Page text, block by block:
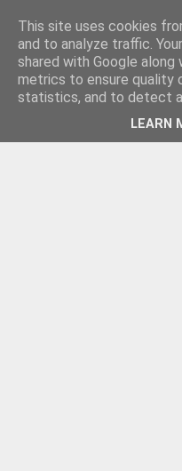
This site uses cookies
and to analyze traffic.
shared with Google
metrics to ensure quality
statistics, and to detect
LEARN